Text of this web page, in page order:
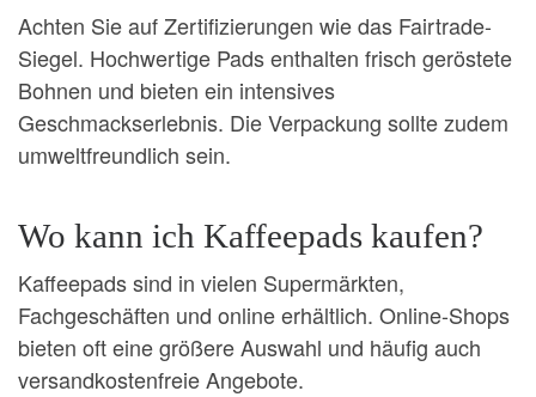
Achten Sie auf Zertifizierungen wie das Fairtrade-
Siegel. Hochwertige Pads enthalten frisch geröstete
Bohnen und bieten ein intensives
Geschmackserlebnis. Die Verpackung sollte zudem
umweltfreundlich sein.
Wo kann ich Kaffeepads kaufen?
Kaffeepads sind in vielen Supermärkten,
Fachgeschäften und online erhältlich. Online-Shops
bieten oft eine größere Auswahl und häufig auch
versandkostenfreie Angebote.